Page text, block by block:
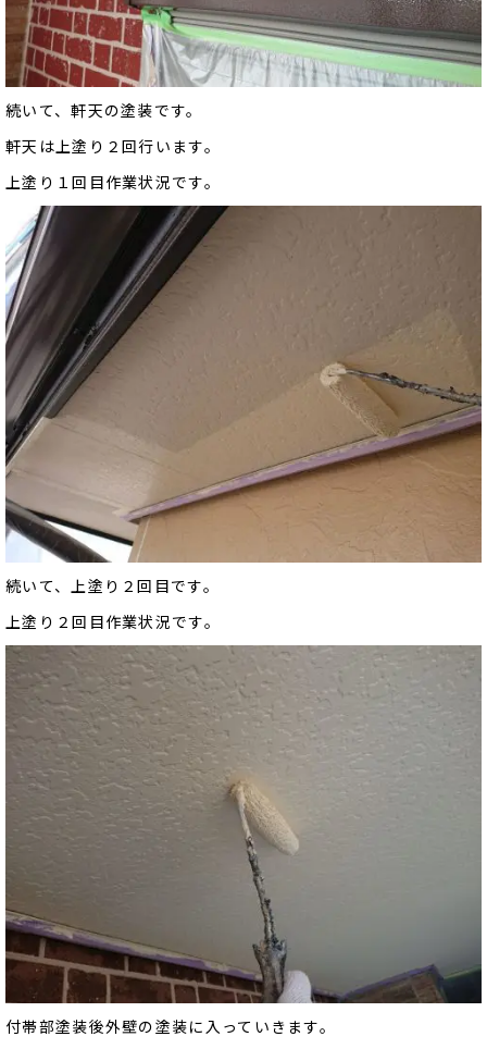
続いて、軒天の塗装です。
軒天は上塗り２回行います。
上塗り１回目作業状況です。
続いて、上塗り２回目です。
上塗り２回目作業状況です。
付帯部塗装後外壁の塗装に入っていきます。